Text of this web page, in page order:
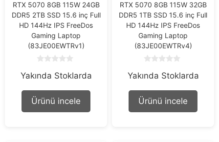
RTX 5070 8GB 115W 24GB
DDR5 2TB SSD 15.6 inç Full
HD 144Hz IPS FreeDos
Gaming Laptop
(83JE00EWTRv1)
o
t
f
Yakında Stoklarda
Ürünü incele
RTX 5070 8GB 115W 32GB
DDR5 1TB SSD 15.6 inç Full
HD 144Hz IPS FreeDos
Gaming Laptop
(83JE00EWTRv4)
o
t
f
Yakında Stoklarda
Ürünü incele